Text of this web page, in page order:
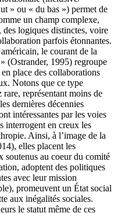
» ou « du bas ») permet de
un champ complexe,
des logiques distinctes, voire
parfois étonnantes.
le courant de la
(Ostrander, 1995) regroupe
place des collaborations
Notons que ce type
représentant moins de
dernières décennies
intéressantes par les voies
interrogent en creux les
Ainsi, à l’image de la
elles placent les
soutenus au coeur du comité
adoptent des politiques
avec leur mission
promeuvent un État social
aux inégalités sociales.
le statut même de ces